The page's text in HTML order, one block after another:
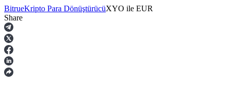
Vadeli İşlemler
BitrueKripto Para DönüştürücüXYO ile EUR
Share